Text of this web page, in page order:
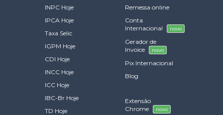
INPC Hoje
IPCA Hoje
Taxa Selic
IGPM Hoje
CDI Hoje
INCC Hoje
ICC Hoje
IBC-Br Hoje
TD Hoje
Remessa online
Conta
Internacional
novo
Gerador de
Invoice
novo
Pix Internacional
Blog
Extensão
Chrome
novo